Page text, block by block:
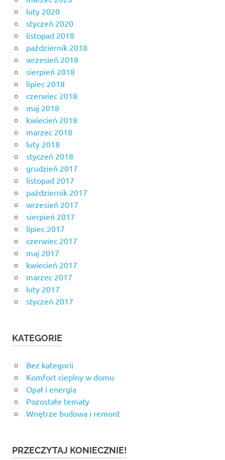
luty 2020
styczeń 2020
listopad 2018
październik 2018
wrzesień 2018
sierpień 2018
lipiec 2018
czerwiec 2018
maj 2018
kwiecień 2018
marzec 2018
luty 2018
styczeń 2018
grudzień 2017
listopad 2017
październik 2017
wrzesień 2017
sierpień 2017
lipiec 2017
czerwiec 2017
maj 2017
kwiecień 2017
marzec 2017
luty 2017
styczeń 2017
KATEGORIE
Bez kategorii
Komfort cieplny w domu
Opał i energia
Pozostałe tematy
Wnętrze budowa i remont
PRZECZYTAJ KONIECZNIE!